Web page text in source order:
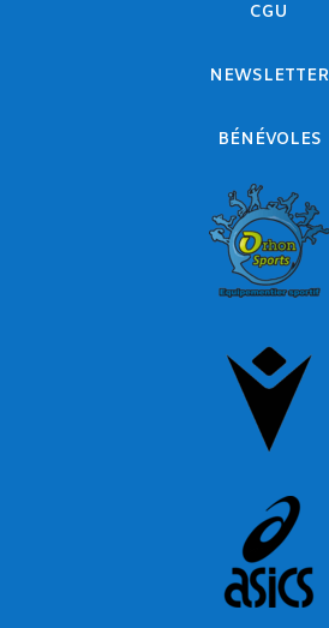
CGU
NEWSLETTER
BÉNÉVOLES